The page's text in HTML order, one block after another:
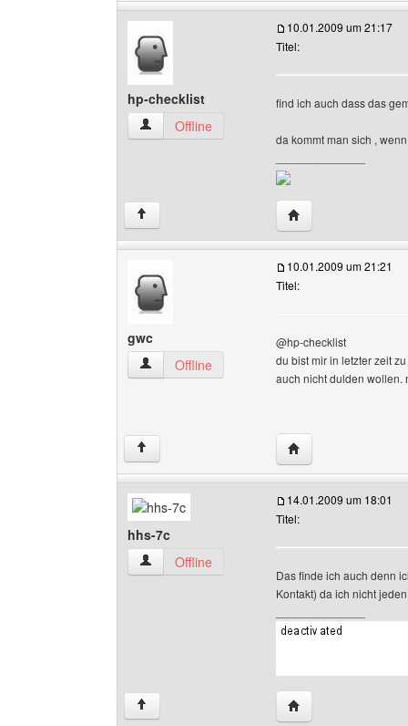
hp-checklist
hp-checklist Benutzer-Profile anzeigen
Offline
10.01.2009 um 21:17
Titel:
find ich auch dass das
da kommt man sich ,
↑ Website dieses
gwc
gwc Benutzer-Profile anzeigen
Offline
10.01.2009 um 21:21
Titel:
@hp-checklist
du bist mir in letzter zeit
auch nicht dulden wollen.
↑ Website dieses
hhs-7c
hhs-7c Benutzer-Profile anzeigen
Offline
14.01.2009 um 18:01
Titel:
Das finde ich auch denn
Kontakt) da ich nicht
↑ Website dieses